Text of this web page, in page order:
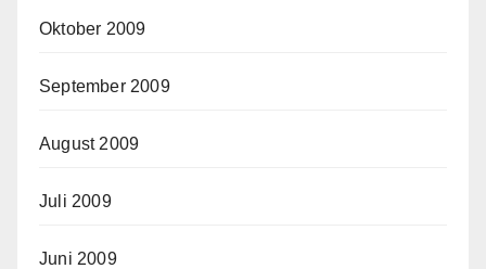
Oktober 2009
September 2009
August 2009
Juli 2009
Juni 2009